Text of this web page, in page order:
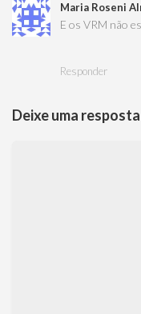
Maria Roseni
E os VRM não
Responder
Deixe uma resposta